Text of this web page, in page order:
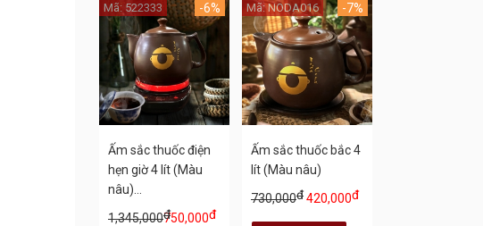
Ấm sắc thuốc điện
hẹn giờ 4 lít (Màu
nâu)...
1,345,000đ
750,000đ
-6%
Mã: 522333
Ấm sắc thuốc bắc 4
lít (Màu nâu)
730,000đ 420,000đ
-7%
Mã: NODA016